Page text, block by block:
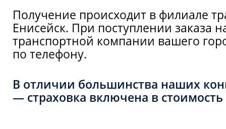
Получение происходит в филиале
Енисейск. При поступлении заказа
транспортной компании вашего
по телефону.
В отличии большинства наших
— страховка включена в стоимость